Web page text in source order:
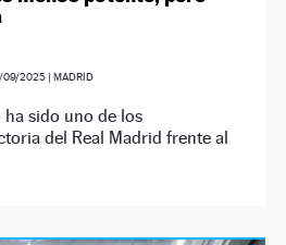
09/2025 | MADRID
sido uno de los
del Real Madrid frente al